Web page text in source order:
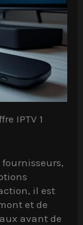
IPTV 1
il est
et de
avant de